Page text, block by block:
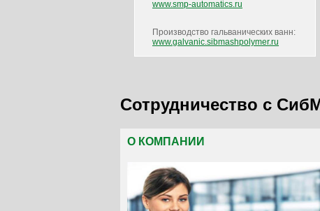
www.smp-automatics.ru
Производство гальванических ванн:
www.galvanic.sibmashpolymer.ru
Сотрудничество с
О КОМПАНИИ